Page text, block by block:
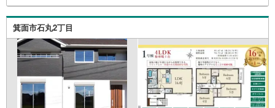
＝＝＝＝＝＝＝＝＝■リフォーム担当、ローン担当が居ます
ので、何でも気軽にご相談いただけます！■リフォーム担当
と一緒に現地見学を行い、その場でリフォームのご提案等
をさせていただきます！■その他、弊社独自の物件管理シス
テム「Willing-Navi」で、お客様にぴったりの物件のご紹介
が可能です！
箕面市石丸2丁目